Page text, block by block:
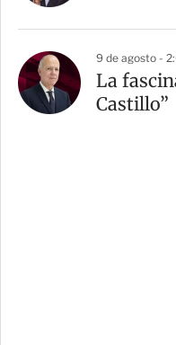
9 de agosto -
La
Castillo”